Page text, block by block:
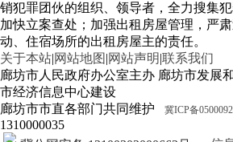
销犯罪团伙的组织、领导者，全力搜集
加快立案查处；加强出租房屋管理，严
动、住宿场所的出租房屋主的责任。
关于本站|网站地图 |网站声明|联系我们
廊坊市人民政府办公室主办 廊坊市发展
市经济信息中心建设
廊坊市市直各部门共同维护
冀ICP备
1310000035